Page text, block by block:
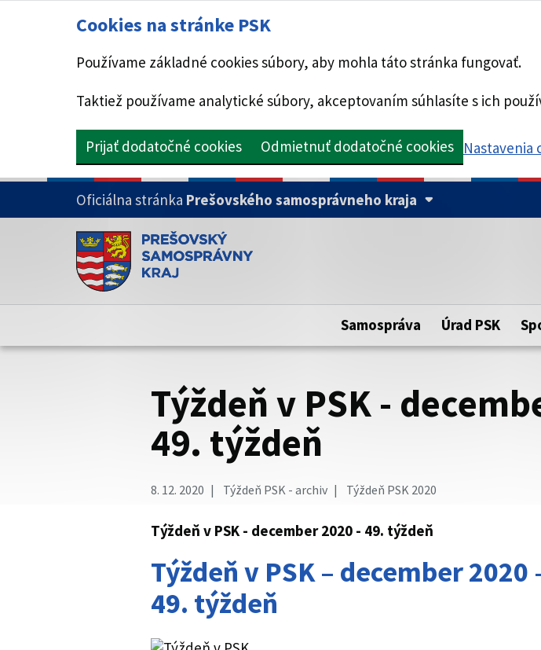
Cookies na stránke PSK
Používame základné cookies súbory, aby mohla táto stránka fungovať.
Taktiež používame analytické súbory, akceptovaním súhlasíte s ich
Prijať dodatočné cookies Odmietnuť dodatočné cookies Nastavenia
PRESKOČIŤ NA HLAVNÝ OBSAH
Oficiálna stránka Prešovského samosprávneho kraja
Doména psk.sk je oficiálna
Toto je oficiálna webová stránka Prešovského samosprávneho kraja.
Samospráva Úrad PSK
Týždeň v PSK -
49. týždeň
8. 12. 2020 Týždeň PSK - archiv Týždeň PSK 2020
Týždeň v PSK - december 2020 - 49. týždeň
Týždeň v PSK – december 2020
49. týždeň